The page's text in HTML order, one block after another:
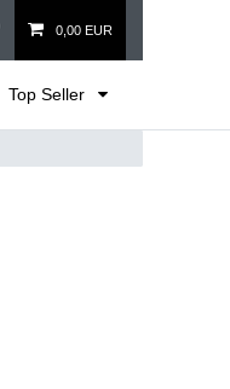
0,00 EUR
Top Seller